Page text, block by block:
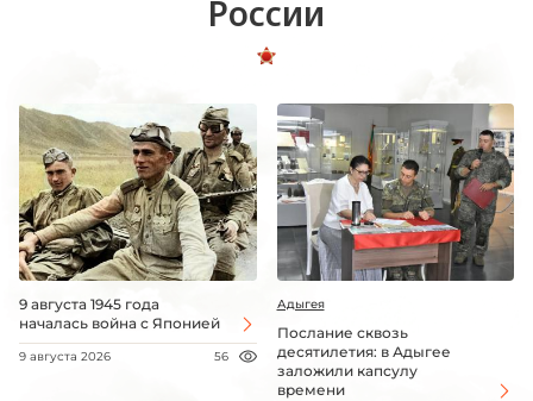
России
9 августа 1945 года
началась война с Японией
9 августа 2026 56
Адыгея
Послание сквозь
десятилетия: в Адыгее
заложили капсулу
времени